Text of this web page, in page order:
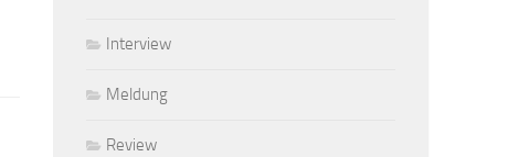
Interview
Meldung
Review